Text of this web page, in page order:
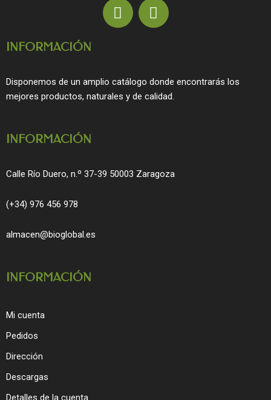
F
a
o
o
I
n
g
r
INFORMACIÓN
Disponemos de un amplio catálogo donde encontrarás los
mejores productos, naturales y de calidad.
INFORMACIÓN
Calle Río Duero, n.º 37-39 50003 Zaragoza
(+34) 976 456 978
almacen@bioglobal.es
INFORMACIÓN
Mi cuenta
Pedidos
Dirección
Descargas
Detalles de la cuenta